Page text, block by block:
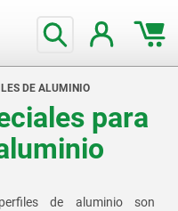
DE ALUMINIO
para
de aluminio son